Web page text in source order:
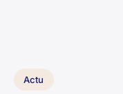
Actu